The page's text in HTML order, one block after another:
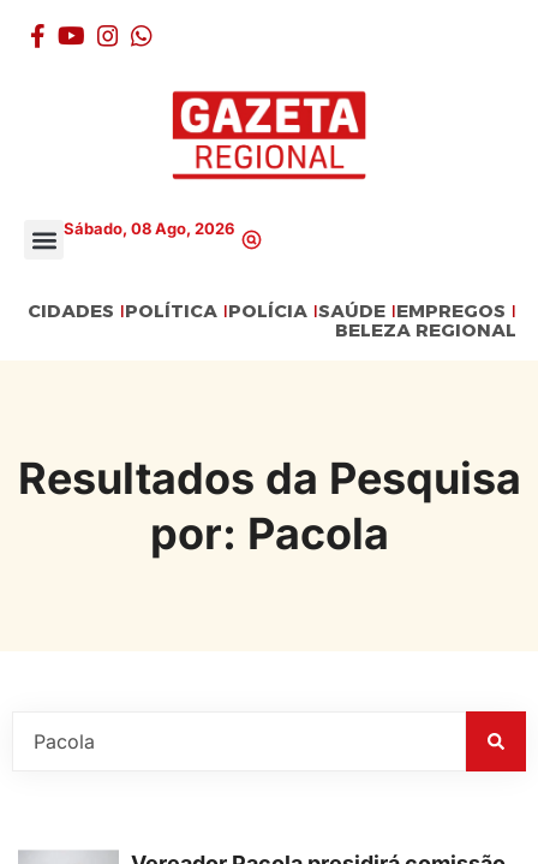
Sábado, 08 Ago, 2026
CIDADES POLÍTICA POLÍCIA SAÚDE EMPREGOS
BELEZA REGIONAL
Resultados da Pesquisa
por: Pacola